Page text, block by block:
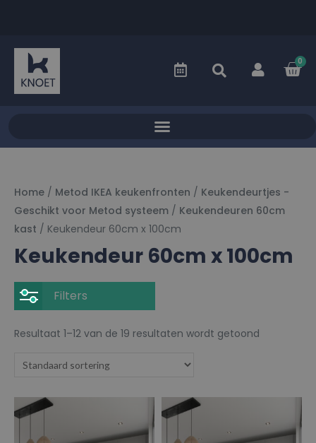
0
Home / Metod IKEA keukenfronten / Keukendeurtjes -
Geschikt voor Metod systeem / Keukendeuren 60cm
kast / Keukendeur 60cm x 100cm
Keukendeur 60cm x 100cm
Filters
Resultaat 1–12 van de 19 resultaten wordt getoond